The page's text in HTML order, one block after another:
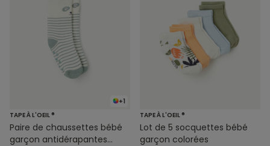
+1
TAPE À L'OEIL ®
Paire de chaussettes bébé
garçon antidérapantes
TAPE À L'OEIL ®
Lot de 5 socquettes bébé
garçon colorées